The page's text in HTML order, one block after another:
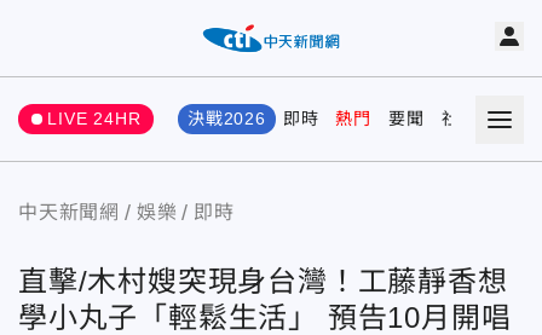
LIVE 24HR 決戰2026 即時 熱門 要聞 社會 娛樂
中天新聞網 娛樂 即時
直擊/木村嫂突現身台灣！工藤靜香想
學小丸子「輕鬆生活」 預告10月開唱